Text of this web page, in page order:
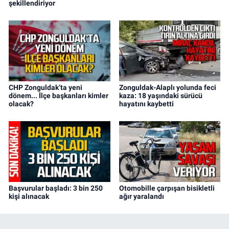
şekillendiriyor
CHP Zonguldak’ta yeni
dönem... İlçe başkanları kimler
olacak?
Zonguldak-Alaplı yolunda feci
kaza: 18 yaşındaki sürücü
hayatını kaybetti
Başvurular başladı: 3 bin 250
kişi alınacak
Otomobille çarpışan bisikletli
ağır yaralandı